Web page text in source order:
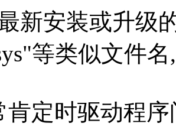
新安装或升级
等类似文件名,
肯定时驱动程